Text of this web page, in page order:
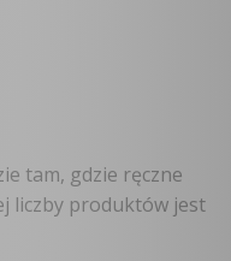
tam, gdzie ręczne
liczby produktów jest